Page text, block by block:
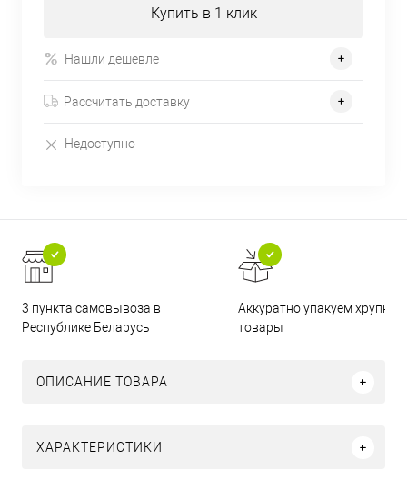
Купить в 1 клик
Нашли дешевле
Рассчитать доставку
Недоступно
3 пункта самовывоза в
Республике Беларусь
Аккуратно упакуем хрупкие
товары
ОПИСАНИЕ ТОВАРА
ХАРАКТЕРИСТИКИ